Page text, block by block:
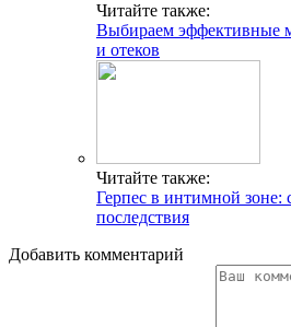
Читайте также:
Выбираем эффективные
и отеков
Читайте также:
Герпес в интимной
последствия
Добавить комментарий